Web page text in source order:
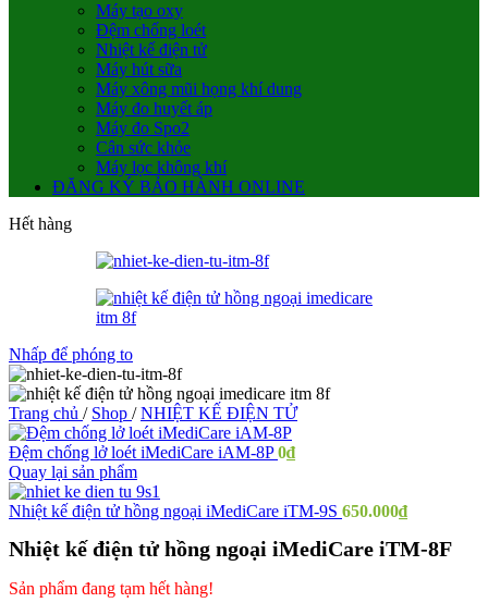
Máy tạo oxy
Đệm chống loét
Nhiệt kế điện tử
Máy hút sữa
Máy xông mũi họng khí dung
Máy đo huyết áp
Máy đo Spo2
Cân sức khỏe
Máy lọc không khí
ĐĂNG KÝ BẢO HÀNH ONLINE
Hết hàng
Nhấp để phóng to
Trang chủ / Shop / NHIỆT KẾ ĐIỆN TỬ
Đệm chống lở loét iMediCare iAM-8P0₫
Quay lại sản phẩm
Nhiệt kế điện tử hồng ngoại iMediCare iTM-9S 650.000₫
Nhiệt kế điện tử hồng ngoại iMediCare iTM-8F
Sản phẩm đang tạm hết hàng!